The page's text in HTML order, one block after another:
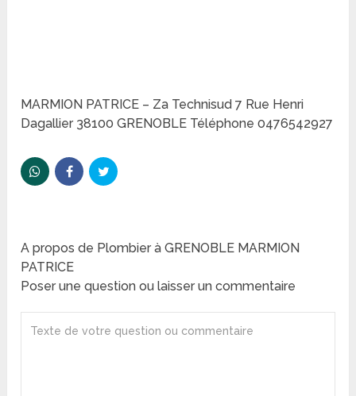
MARMION PATRICE – Za Technisud 7 Rue Henri
Dagallier 38100 GRENOBLE Téléphone 0476542927
A propos de Plombier à GRENOBLE MARMION
PATRICE
Poser une question ou laisser un commentaire